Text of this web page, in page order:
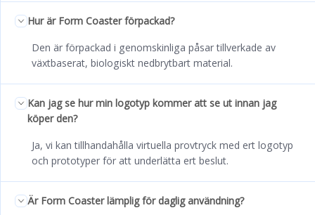
Hur är Form Coaster förpackad?
Den är förpackad i genomskinliga påsar tillverkade av
växtbaserat, biologiskt nedbrytbart material.
Kan jag se hur min logotyp kommer att se ut innan jag
köper den?
Ja, vi kan tillhandahålla virtuella provtryck med ert logotyp
och prototyper för att underlätta ert beslut.
Är Form Coaster lämplig för daglig användning?